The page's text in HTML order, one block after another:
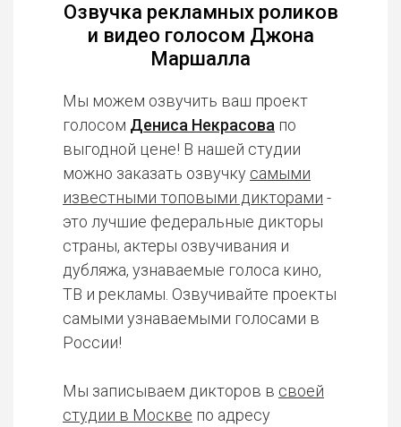
Озвучка рекламных роликов
и видео голосом Джона
Маршалла
Мы можем озвучить ваш проект
голосом Дениса Некрасова по
выгодной цене! В нашей студии
можно заказать озвучку самыми
известными топовыми дикторами -
это лучшие федеральные дикторы
страны, актеры озвучивания и
дубляжа, узнаваемые голоса кино,
ТВ и рекламы. Озвучивайте проекты
самыми узнаваемыми голосами в
России!
Мы записываем дикторов в своей
студии в Москве по адресу